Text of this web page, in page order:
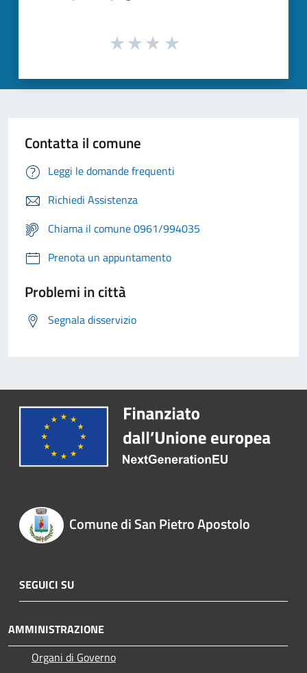
Contatta il comune
Leggi le domande frequenti
Richiedi Assistenza
Chiama il comune 0961/994035
Prenota un appuntamento
Problemi in città
Segnala disservizio
Comune di San Pietro Apostolo
SEGUICI SU
AMMINISTRAZIONE
Organi di Governo